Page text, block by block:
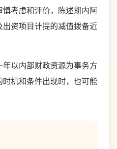
考虑和评价，陈述期内阿
资项目计提的减值拨备近
以内部财政资源为事务方
机和条件出现时，也可能